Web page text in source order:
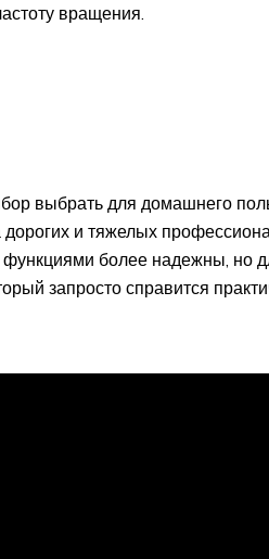
вращения.
выбрать для домашнего
и тяжелых
более надежны, но
запросто справится